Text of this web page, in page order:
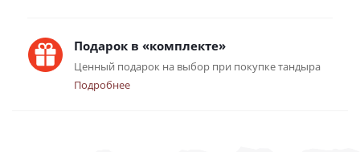
Подарок в «комплекте»
Ценный подарок на выбор при покупке тандыра
Подробнее